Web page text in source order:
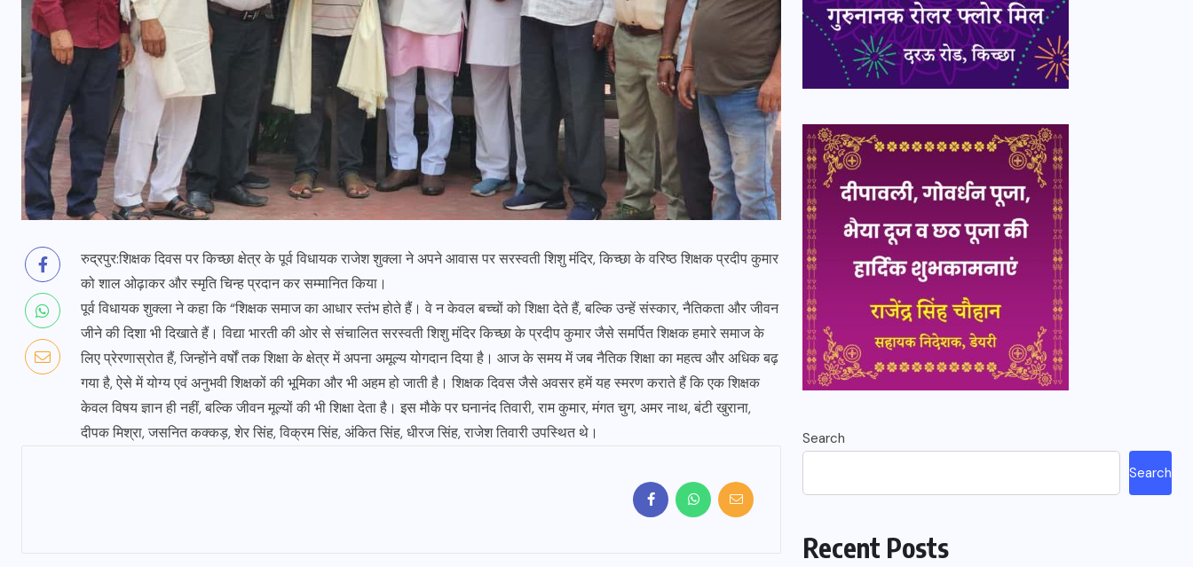
रुद्रपुर:शिक्षक दिवस पर किच्छा क्षेत्र के पूर्व विधायक राजेश शुक्ला ने अपने आवास पर सरस्वती शिशु मंदिर, किच्छा के वरिष्ठ शिक्षक प्रदीप कुमार
को शाल ओढ़ाकर और स्मृति चिन्ह प्रदान कर सम्मानित किया।
पूर्व विधायक शुक्ला ने कहा कि “शिक्षक समाज का आधार स्तंभ होते हैं। वे न केवल बच्चों को शिक्षा देते हैं, बल्कि उन्हें संस्कार, नैतिकता और जीवन
जीने की दिशा भी दिखाते हैं। विद्या भारती की ओर से संचालित सरस्वती शिशु मंदिर किच्छा के प्रदीप कुमार जैसे समर्पित शिक्षक हमारे समाज के
लिए प्रेरणास्रोत हैं, जिन्होंने वर्षों तक शिक्षा के क्षेत्र में अपना अमूल्य योगदान दिया है। आज के समय में जब नैतिक शिक्षा का महत्व और अधिक बढ़
गया है, ऐसे में योग्य एवं अनुभवी शिक्षकों की भूमिका और भी अहम हो जाती है। शिक्षक दिवस जैसे अवसर हमें यह स्मरण कराते हैं कि एक शिक्षक
केवल विषय ज्ञान ही नहीं, बल्कि जीवन मूल्यों की भी शिक्षा देता है। इस मौके पर घनानंद तिवारी, राम कुमार, मंगत चुग, अमर नाथ, बंटी खुराना,
दीपक मिश्रा, जसनित कक्कड़, शेर सिंह, विक्रम सिंह, अंकित सिंह, धीरज सिंह, राजेश तिवारी उपस्थित थे।
Search
Search
Recent Posts